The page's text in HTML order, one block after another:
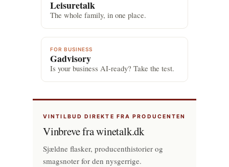
Leisuretalk
The whole family, in one place.
FOR BUSINESS
Gadvisory
Is your business AI-ready? Take the test.
VINTILBUD DIREKTE FRA PRODUCENTEN
Vinbreve fra winetalk.dk
Sjældne flasker, producenthistorier og
smagsnoter for den nysgerrige.